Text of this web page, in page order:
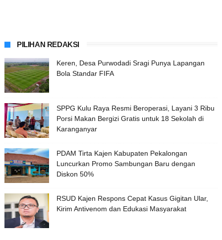
PILIHAN REDAKSI
Keren, Desa Purwodadi Sragi Punya Lapangan
Bola Standar FIFA
SPPG Kulu Raya Resmi Beroperasi, Layani 3 Ribu
Porsi Makan Bergizi Gratis untuk 18 Sekolah di
Karanganyar
PDAM Tirta Kajen Kabupaten Pekalongan
Luncurkan Promo Sambungan Baru dengan
Diskon 50%
RSUD Kajen Respons Cepat Kasus Gigitan Ular,
Kirim Antivenom dan Edukasi Masyarakat